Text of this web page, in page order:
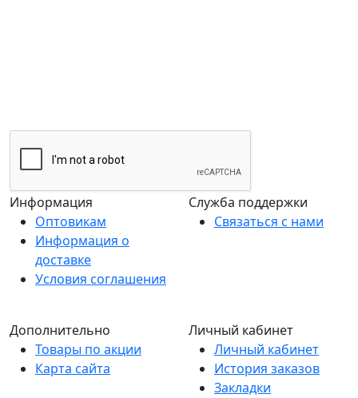
Информация
Оптовикам
Информация о
доставке
Условия соглашения
Служба поддержки
Связаться с нами
Дополнительно
Товары по акции
Карта сайта
Личный кабинет
Личный кабинет
История заказов
Закладки